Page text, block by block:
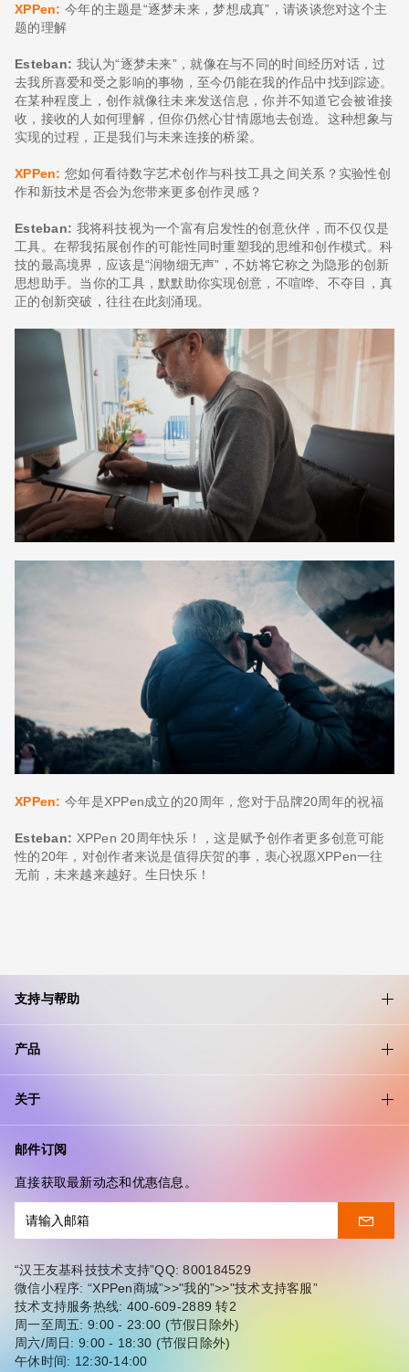
XPPen: 今年的主题是“逐梦未来，梦想成真”，请谈谈您对这个主
题的理解
Esteban: 我认为“逐梦未来”，就像在与不同的时间经历对话，过
去我所喜爱和受之影响的事物，至今仍能在我的作品中找到踪迹。
在某种程度上，创作就像往未来发送信息，你并不知道它会被谁接
收，接收的人如何理解，但你仍然心甘情愿地去创造。这种想象与
实现的过程，正是我们与未来连接的桥梁。
XPPen: 您如何看待数字艺术创作与科技工具之间关系？实验性创
作和新技术是否会为您带来更多创作灵感？
Esteban: 我将科技视为一个富有启发性的创意伙伴，而不仅仅是
工具。在帮我拓展创作的可能性同时重塑我的思维和创作模式。科
技的最高境界，应该是“润物细无声”，不妨将它称之为隐形的创新
思想助手。当你的工具，默默助你实现创意，不喧哗、不夺目，真
正的创新突破，往往在此刻涌现。
XPPen: 今年是XPPen成立的20周年，您对于品牌20周年的祝福
Esteban: XPPen 20周年快乐！，这是赋予创作者更多创意可能
性的20年，对创作者来说是值得庆贺的事，衷心祝愿XPPen一往
无前，未来越来越好。生日快乐！
支持与帮助
产品
关于
邮件订阅
直接获取最新动态和优惠信息。
“汉王友基科技技术支持”QQ: 800184529
微信小程序: “XPPen商城”>>"我的”>>"技术支持客服”
技术支持服务热线: 400-609-2889 转2
周一至周五: 9:00 - 23:00 (节假日除外)
周六/周日: 9:00 - 18:30 (节假日除外)
午休时间: 12:30-14:00